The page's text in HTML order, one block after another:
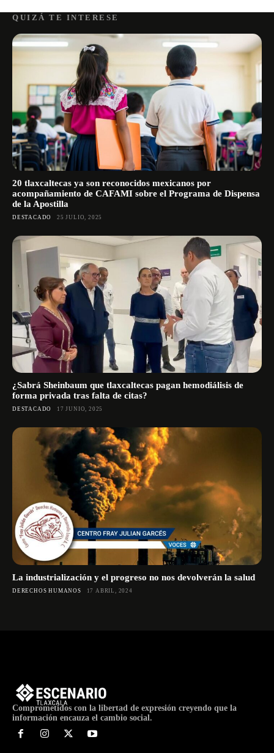
QUIZÁ TE INTERESE
20 tlaxcaltecas ya son reconocidos mexicanos por
acompañamiento de CAFAMI sobre el Programa de Dispensa
de la Apostilla
DESTACADO 25 JULIO, 2025
¿Sabrá Sheinbaum que tlaxcaltecas pagan hemodiálisis de
forma privada tras falta de citas?
DESTACADO 17 JUNIO, 2025
La industrialización y el progreso no nos devolverán la salud
DERECHOS HUMANOS 17 ABRIL, 2024
Comprometidos con la libertad de expresión creyendo que la
información encauza el cambio social.